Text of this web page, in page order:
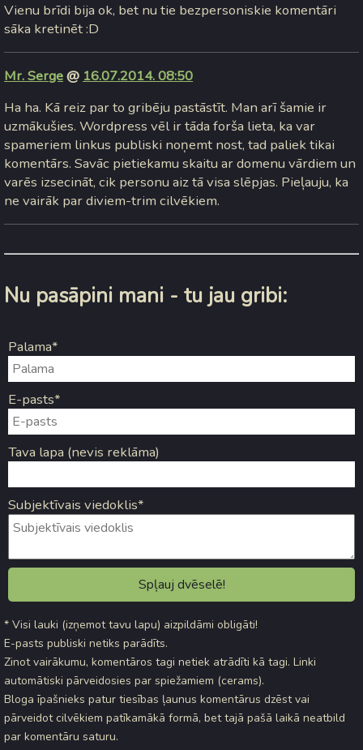
Vienu brīdi bija ok, bet nu tie bezpersoniskie komentāri
sāka kretinēt :D
Mr. Serge@ 16.07.2014. 08:50
Ha ha. Kā reiz par to gribēju pastāstīt. Man arī šamie ir
uzmākušies. Wordpress vēl ir tāda forša lieta, ka var
spameriem linkus publiski noņemt nost, tad paliek tikai
komentārs. Savāc pietiekamu skaitu ar domenu vārdiem un
varēs izsecināt, cik personu aiz tā visa slēpjas. Pieļauju, ka
ne vairāk par diviem-trim cilvēkiem.
Nu pasāpini mani - tu jau gribi:
Palama*
E-pasts*
Tava lapa (nevis reklāma)
Subjektīvais viedoklis*
* Visi lauki (izņemot tavu lapu) aizpildāmi obligāti!
E-pasts publiski netiks parādīts.
Zinot vairākumu, komentāros tagi netiek atrādīti kā tagi. Linki
automātiski pārveidosies par spiežamiem (cerams).
Bloga īpašnieks patur tiesības ļaunus komentārus dzēst vai
pārveidot cilvēkiem patīkamākā formā, bet tajā pašā laikā neatbild
par komentāru saturu.